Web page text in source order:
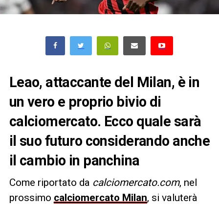
Leao, attaccante del Milan, è in
un vero e proprio bivio di
calciomercato. Ecco quale sarà
il suo futuro considerando anche
il cambio in panchina
Come riportato da calciomercato.com, nel
prossimo calciomercato Milan, si valuterà